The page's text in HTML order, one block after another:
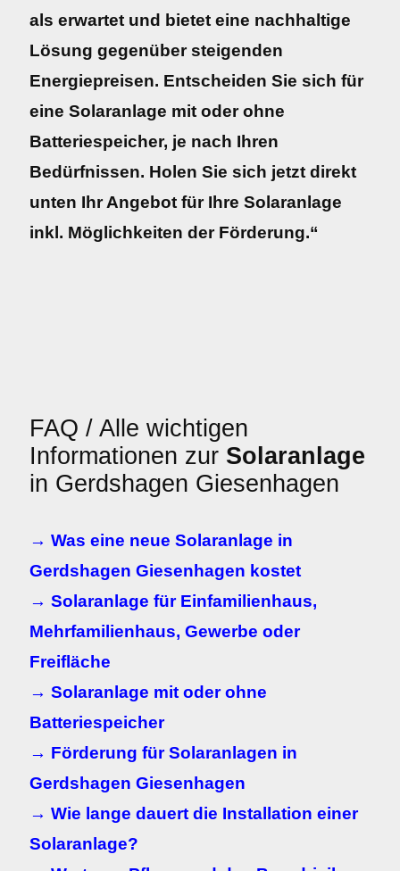
als erwartet und bietet eine nachhaltige
Lösung gegenüber steigenden
Energiepreisen. Entscheiden Sie sich für
eine Solaranlage mit oder ohne
Batteriespeicher, je nach Ihren
Bedürfnissen. Holen Sie sich jetzt direkt
unten Ihr Angebot für Ihre Solaranlage
inkl. Möglichkeiten der Förderung.“
FAQ / Alle wichtigen
Informationen zur Solaranlage
in Gerdshagen Giesenhagen
→ Was eine neue Solaranlage in
Gerdshagen Giesenhagen kostet
→ Solaranlage für Einfamilienhaus,
Mehrfamilienhaus, Gewerbe oder
Freifläche
→ Solaranlage mit oder ohne
Batteriespeicher
→ Förderung für Solaranlagen in
Gerdshagen Giesenhagen
→ Wie lange dauert die Installation einer
Solaranlage?